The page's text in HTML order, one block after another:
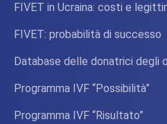
FIVET in Ucraina: costi e
FIVET: probabilità di successo
Database delle donatrici degli
Programma IVF “Possibilità”
Programma IVF “Risultato”